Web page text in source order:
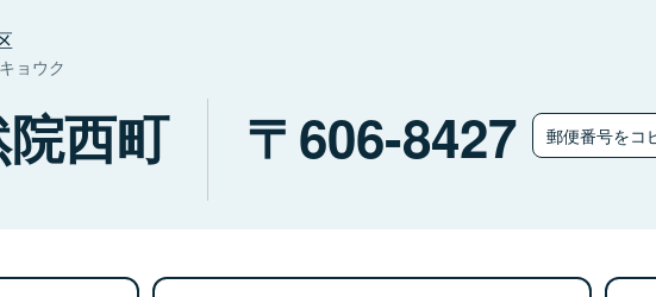
ョウク
西町 606-8427 郵便番号をコ